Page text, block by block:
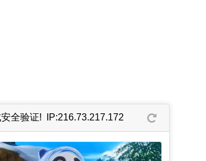
全验证! IP:216.73.217.172